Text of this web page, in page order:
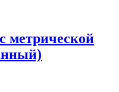
метрической